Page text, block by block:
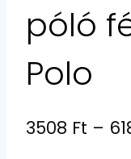
póló
Polo
3508 Ft –